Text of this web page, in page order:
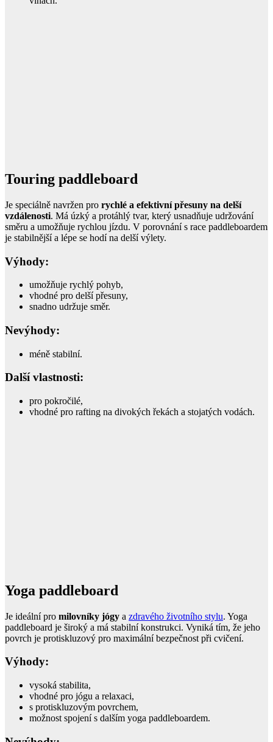
Touring paddleboard
Je speciálně navržen pro rychlé a efektivní přesuny na delší
vzdálenosti. Má úzký a protáhlý tvar, který usnadňuje udržování
směru a umožňuje rychlou jízdu. V porovnání s race paddleboardem
je stabilnější a lépe se hodí na delší výlety.
Výhody:
umožňuje rychlý pohyb,
vhodné pro delší přesuny,
snadno udržuje směr.
Nevýhody:
méně stabilní.
Další vlastnosti:
pro pokročilé,
vhodné pro rafting na divokých řekách a stojatých vodách.
Yoga paddleboard
Je ideální pro milovníky jógy a zdravého životního stylu. Yoga
paddleboard je široký a má stabilní konstrukci. Vyniká tím, že jeho
povrch je protiskluzový pro maximální bezpečnost při cvičení.
Výhody:
vysoká stabilita,
vhodné pro jógu a relaxaci,
s protiskluzovým povrchem,
možnost spojení s dalším yoga paddleboardem.